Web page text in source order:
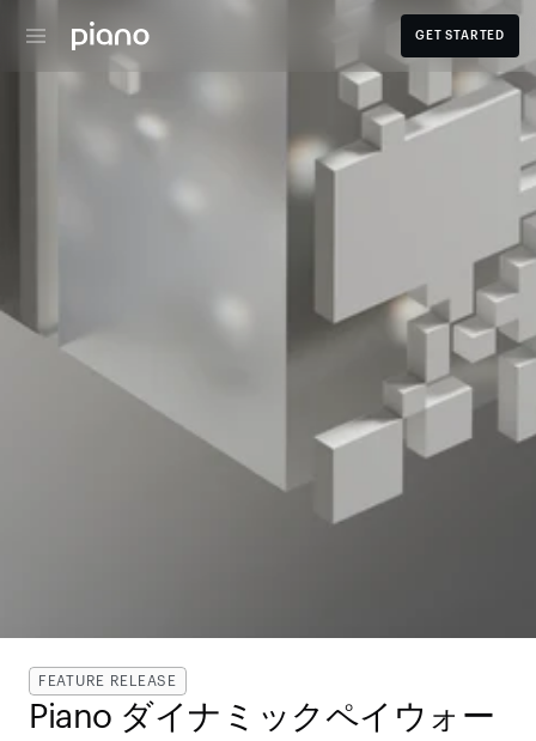
FEATURE RELEASE
Piano ダイナミックペイウォー
GET STARTED